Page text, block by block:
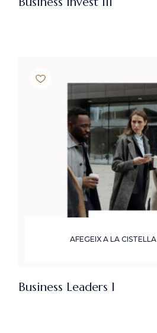
AFEGEIX A LA CISTELLA
Business Leaders I